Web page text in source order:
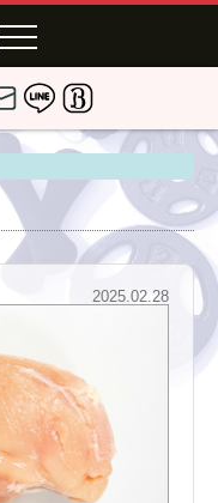
2025.02.28